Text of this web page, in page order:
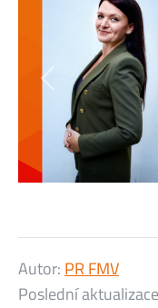
Předchozí
Autor: PR FMV
Poslední